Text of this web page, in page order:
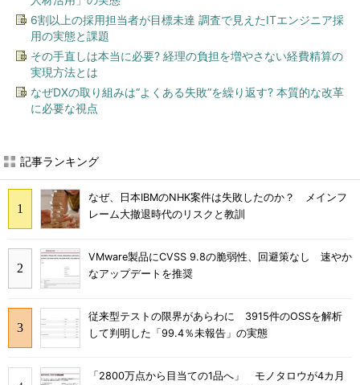
6割以上の採用担当者が目標未達 調査で見えたITエンジニア採
用の実態と課題
その手直しは本当に必要? 経理の負担を増やさない経費精算の
実現方法とは
なぜDXの取り組みは“よくある失敗”を繰り返す? 本質的な改革
に必要な視点
記事ランキング
なぜ、日本IBMのNHK案件は失敗したのか？ メインフ
レーム大撤退時代のリスクと教訓
VMware製品にCVSS 9.8の脆弱性、回避策なし 速やか
なアップデートを推奨
従来型テストの限界があらわに 3915件のOSSを解析
して判明した「99.4％未報告」の実態
「2800万点から目当ての1品へ」 モノタロウが4カ月